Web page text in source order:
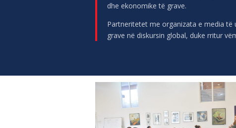
dhe ekonomike të grave.
Partneritetet me organizata e media të
grave në diskursin global, duke rritur